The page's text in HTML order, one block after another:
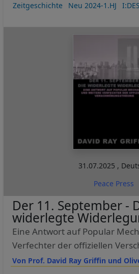
Zeitgeschichte
Neu 2024-1.HJ I:DES
31.07.2025 ,
Peace Press
Von Prof. David Ray Griffin und
Der 11. September -
widerlegte
Eine Antwort auf Popular
Verfechter der offiziellen